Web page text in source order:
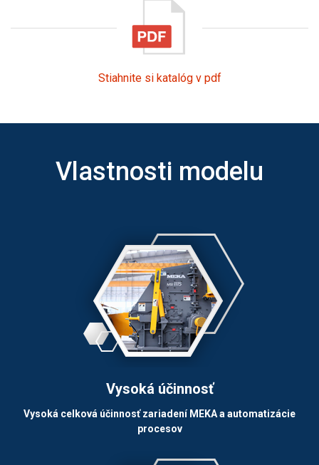
Stiahnite si katalóg v pdf
Vlastnosti modelu
Vysoká účinnosť
Vysoká celková účinnosť zariadení MEKA a automatizácie
procesov